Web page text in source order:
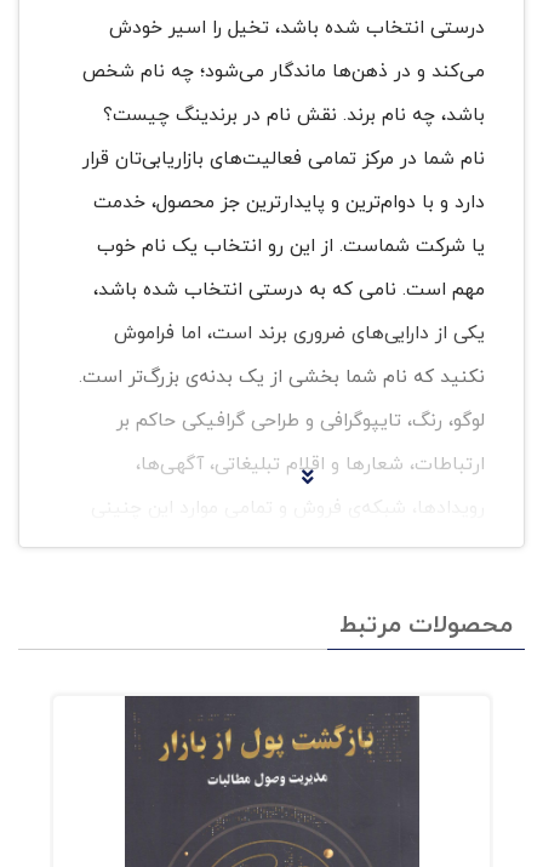
درستی انتخاب شده باشد، تخیل را اسیر خودش
می‌کند و در ذهن‌ها ماندگار می‌شود؛ چه نام شخص
باشد، چه نام برند. نقش نام در برندینگ چیست؟
نام شما در مرکز تمامی فعالیت‌های بازاریابی‌تان قرار
دارد و با دوام‌ترین و پایدارترین جز محصول، خدمت
یا شرکت شماست. از این رو انتخاب یک نام خوب
مهم است. نامی که به درستی انتخاب شده باشد،
یکی از دارایی‌های ضروری برند است، اما فراموش
نکنید که نام شما بخشی از یک بدنه‌ی بزرگ‌تر است.
لوگو، رنگ، تایپوگرافی و طراحی گرافیکی حاکم بر
ارتباطات، شعارها و اقلام تبلیغاتی، آگهی‌ها،
رویدادها، شبکه‌ی فروش و تمامی موارد این چنینی
همگی در کنار هم برند شما را می‌سازند. خوب، البته
پیچیده، خلاق و مستلزم بردباری و مهارت است.
کند و بعد مجبور باشید بقیه بودجه‌ی بازاریابی‌تان را
صرف این کنید که مخاطب باور کند با دیگران فرق
دارید. کتاب راهنمای انتخاب یک نام موفق که
نخستین کتاب ترجمه شده به زبان فارسی در این
محصولات مرتبط